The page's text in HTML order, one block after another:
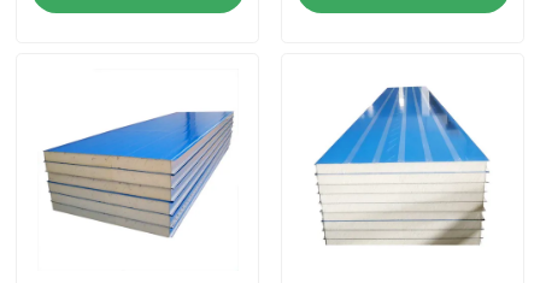
EPS サンドイッチ パネル
岩綿板